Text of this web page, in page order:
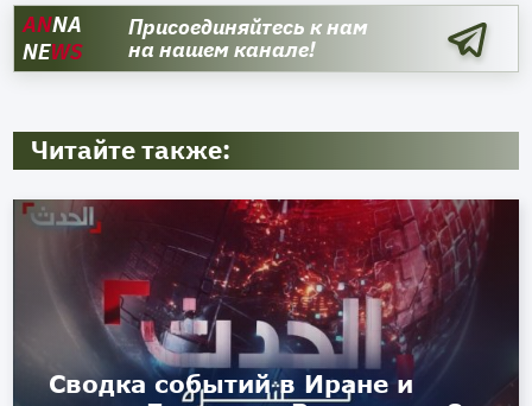
ANNA
NEWS
Присоединяйтесь к нам
на нашем канале!
Читайте также:
Сводка событий в Иране и